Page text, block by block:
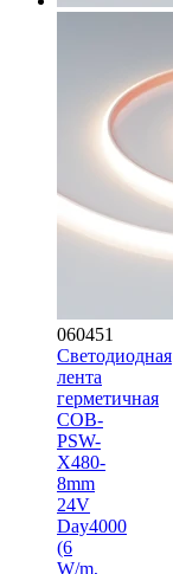
060451
Светодиодная
лента
герметичная
COB-
PSW-
X480-
8mm
24V
Day4000
(6
W/m,